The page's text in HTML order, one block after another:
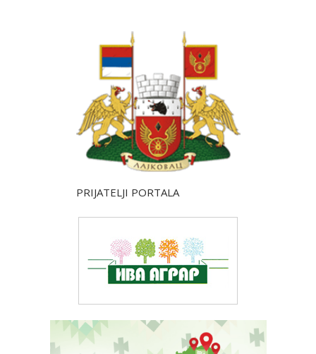
PRIJATELJI PORTALA